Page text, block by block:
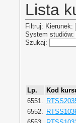
Lista
Filtruj: Kierunek:
System studiów:
Szukaj:
Lp. Kod
6551.
6552.